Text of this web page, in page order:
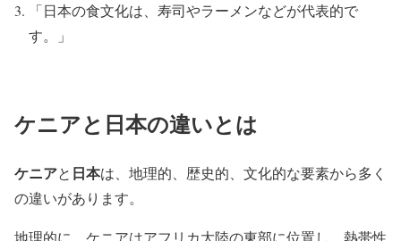
「日本の食文化は、寿司やラーメンなどが代表的で
す。」
ケニアと日本の違いとは
ケニアと 日本は、地理的、歴史的、文化的な要素から多く
の違いがあります。
地理的に、ケニアはアフリカ大陸の東部に位置し、熱帯性